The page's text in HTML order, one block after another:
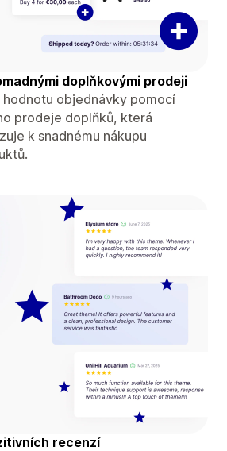
doplňkovými prodeji
objednávky pomocí
prodeje doplňků, která
k snadnému nákupu
recenzí